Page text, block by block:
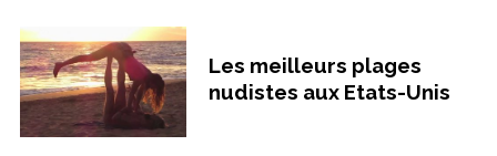
Les meilleurs plages
nudistes aux Etats-Unis